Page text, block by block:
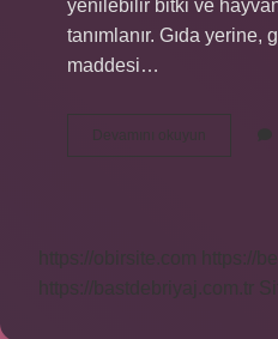
yenilebilir bitki ve
tanımlanır. Gıda yerine,
maddesi…
Devamını okuyun
Grupları
https://obirsite.com
https://
https://bastdebriyaj.com.tr